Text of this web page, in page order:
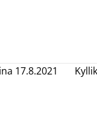
17.8.2021